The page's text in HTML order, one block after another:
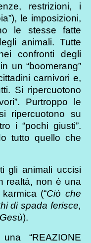
restrizioni, i
le imposizioni,
le stesse fatte
animali. Tutte
confronti degli
un “boomerang”
carnivori e,
Si ripercuotono
Purtroppo le
ripercuotono su
i “pochi giusti”.
tutto quello che
gli animali uccisi
realtà, non è una
(“Ciò che
di spada ferisce,
).
“REAZIONE